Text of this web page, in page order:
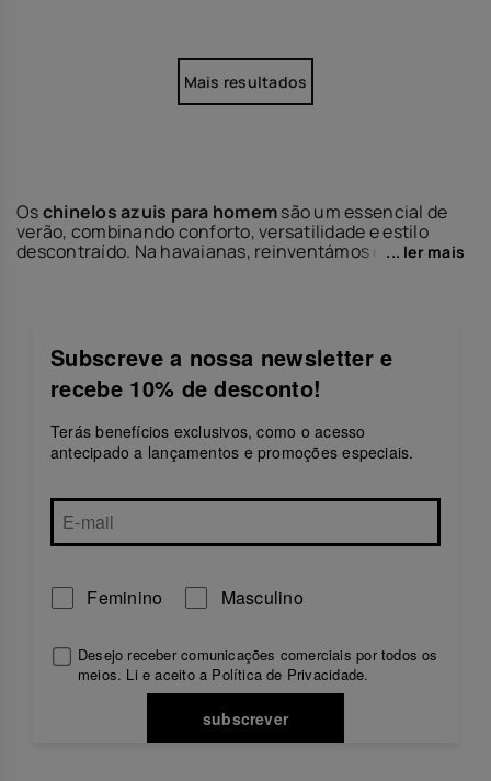
Mais resultados
Oschinelos azuis para homemsão um essencial de
verão, combinando conforto, versatilidade e estilo
descontraído. Na havaianas, reinventámos este
te com conforto ao longo de todo o dia.
Descobre a nossa seleção dechinelos azuis para
designs clássicos até versões mais modernas com
tiras texturizadas e solas confortáveis, há sempre um
par perfeito para cada ocasião. Produzidos com
leves, flexíveis e resistentes.
Combina os teuschinelos azuiscom calções,
descontraído e intemporal. Com a havaianas,
conforto e estilo andam sempre juntos, tornando
... ler mais
Subscreve a nossa newsletter e
recebe 10% de desconto!
Terás benefícios exclusivos, como o acesso
antecipado a lançamentos e promoções especiais.
Feminino Masculino
Desejo receber comunicações comerciais por todos os
meios. Li e aceito a Política de Privacidade.
subscrever